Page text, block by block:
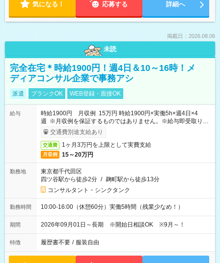
気になる！ 応募する 詳細へ
掲載日：2026.08.06
未読
完全在宅＊時給1900円！週4日＆10～16時！メ
ディアコンサル企業で事務アシ
派遣 ブランクOK WEB登録・面接OK
給与
時給1900円 月収例 15万円 時給1900円×実働5h×週4日×4
週 ※月収例を保証するものではありません。※給与即受取りサ
ービス利用可（利用条件有）
交通費別途支給あり
交通費 1ヶ月3万円を上限として実費支給
月収例 15～20万円
勤務地
東京都千代田区
四ツ谷駅から徒歩2分 / 麹町駅から徒歩13分
コンサルタント・シンクタンク
勤務時間 10:00-16:00（休憩60分）実働5時間（残業少なめ！）
期間 2026年09月01日～長期 ※開始日相談OK ※9月～！
特徴 履歴書不要 / 服装自由